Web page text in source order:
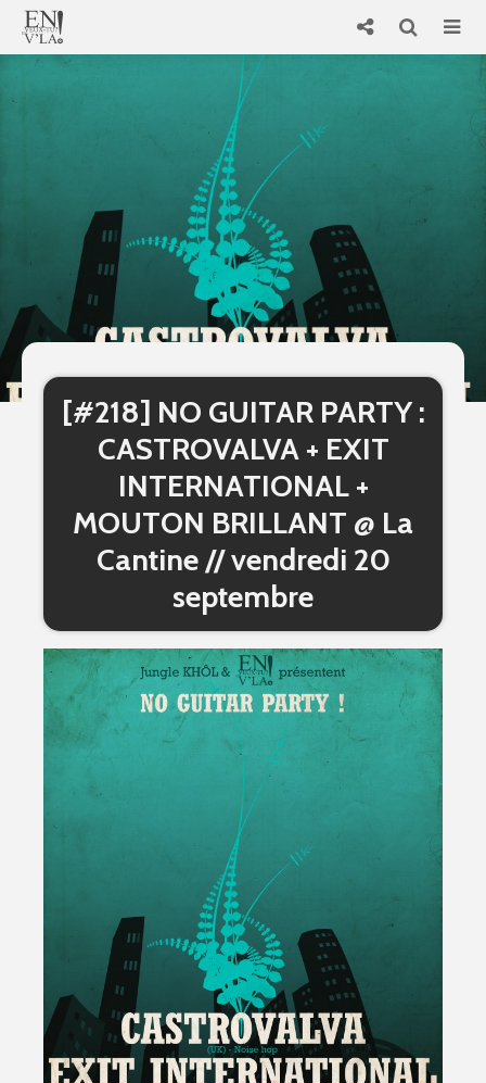
[#218] NO GUITAR PARTY :
CASTROVALVA + EXIT
INTERNATIONAL +
MOUTON BRILLANT @ La
Cantine // vendredi 20
septembre